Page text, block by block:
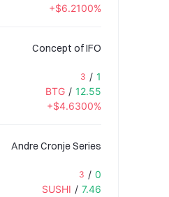
+$6.2100%
Concept of IFO
3 / 1
BTG / 12.55
+$4.6300%
Andre Cronje Series
3 / 0
SUSHI / 7.46